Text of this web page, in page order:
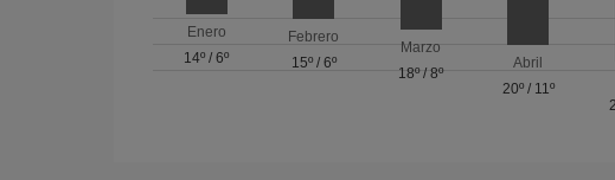
Enero
14º /6º
Febrero
15º/ 6º
Marzo
18º/8º
Abril
20º/ 11º